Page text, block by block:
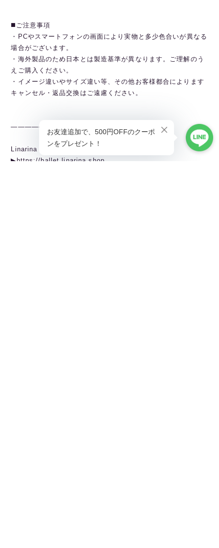
◼️ご注意事項
・PCやスマートフォンの画面により実物と多少色合いが異なる
場合がございます。
・海外製品のため日本とは製造基準が異なります。ご理解のう
えご購入ください。
・イメージ違いやサイズ違い等、その他お客様都合によります
キャンセル・返品交換はご遠慮ください。
———————————————
Linarina TOPページから全商品閲覧できます。
▶︎https://ballet.linarina.shop